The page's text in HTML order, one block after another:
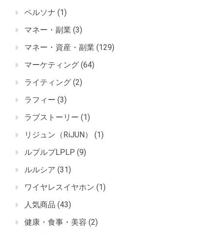
ペルソナ (1)
マネー・副業 (3)
マネー・資産・副業 (129)
マーケティング (64)
ライティング (2)
ラフィー (3)
ラブストーリー (1)
リジュン（RiJUN）
(1)
ルプルプLPLP (9)
ルルシア (31)
ワイヤレスイヤホン (1)
人気商品 (43)
健康・食事・美容 (2)